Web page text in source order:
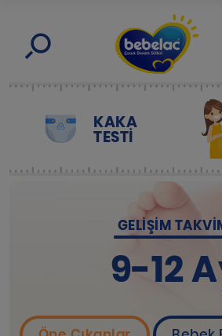
KAKA
TESTİ
GELIŞIM
9-12